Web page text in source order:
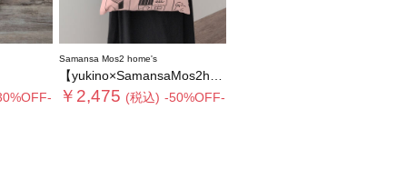
Samansa Mos2 home's
【yukino×SamansaMos2home’s】ブローチ付バッグ
￥2,475 (税込) -50%OFF-